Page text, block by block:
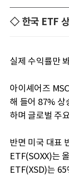
◇ 한국 ETF
실제 수익률만
아이셰어즈
해 들어 87% 상
하며 글로벌 주
반면 미국 대표
ETF(SOXX)는
ETF(XSD)는